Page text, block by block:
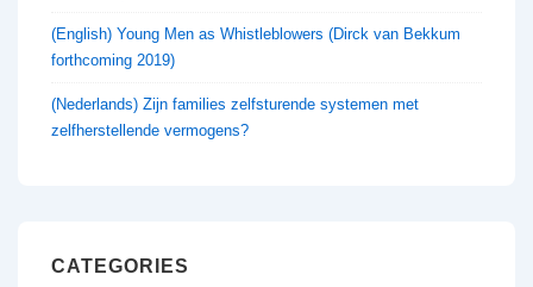
(English) Young Men as Whistleblowers (Dirck van Bekkum
forthcoming 2019)
(Nederlands) Zijn families zelfsturende systemen met
zelfherstellende vermogens?
CATEGORIES